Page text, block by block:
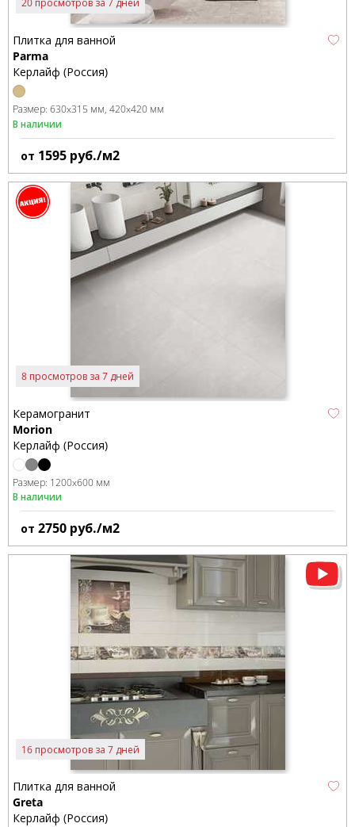
20 просмотров за 7 дней
Плитка для ванной
Parma
Керлайф (Россия)
Размер: 630x315 мм 420x420 мм
В наличии
от 1595 руб./м2
8 просмотров за 7 дней
Керамогранит
Morion
Керлайф (Россия)
Размер: 1200x600 мм
В наличии
от 2750 руб./м2
16 просмотров за 7 дней
Плитка для ванной
Greta
Керлайф (Россия)